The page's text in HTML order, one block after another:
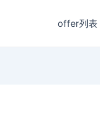
offer列表